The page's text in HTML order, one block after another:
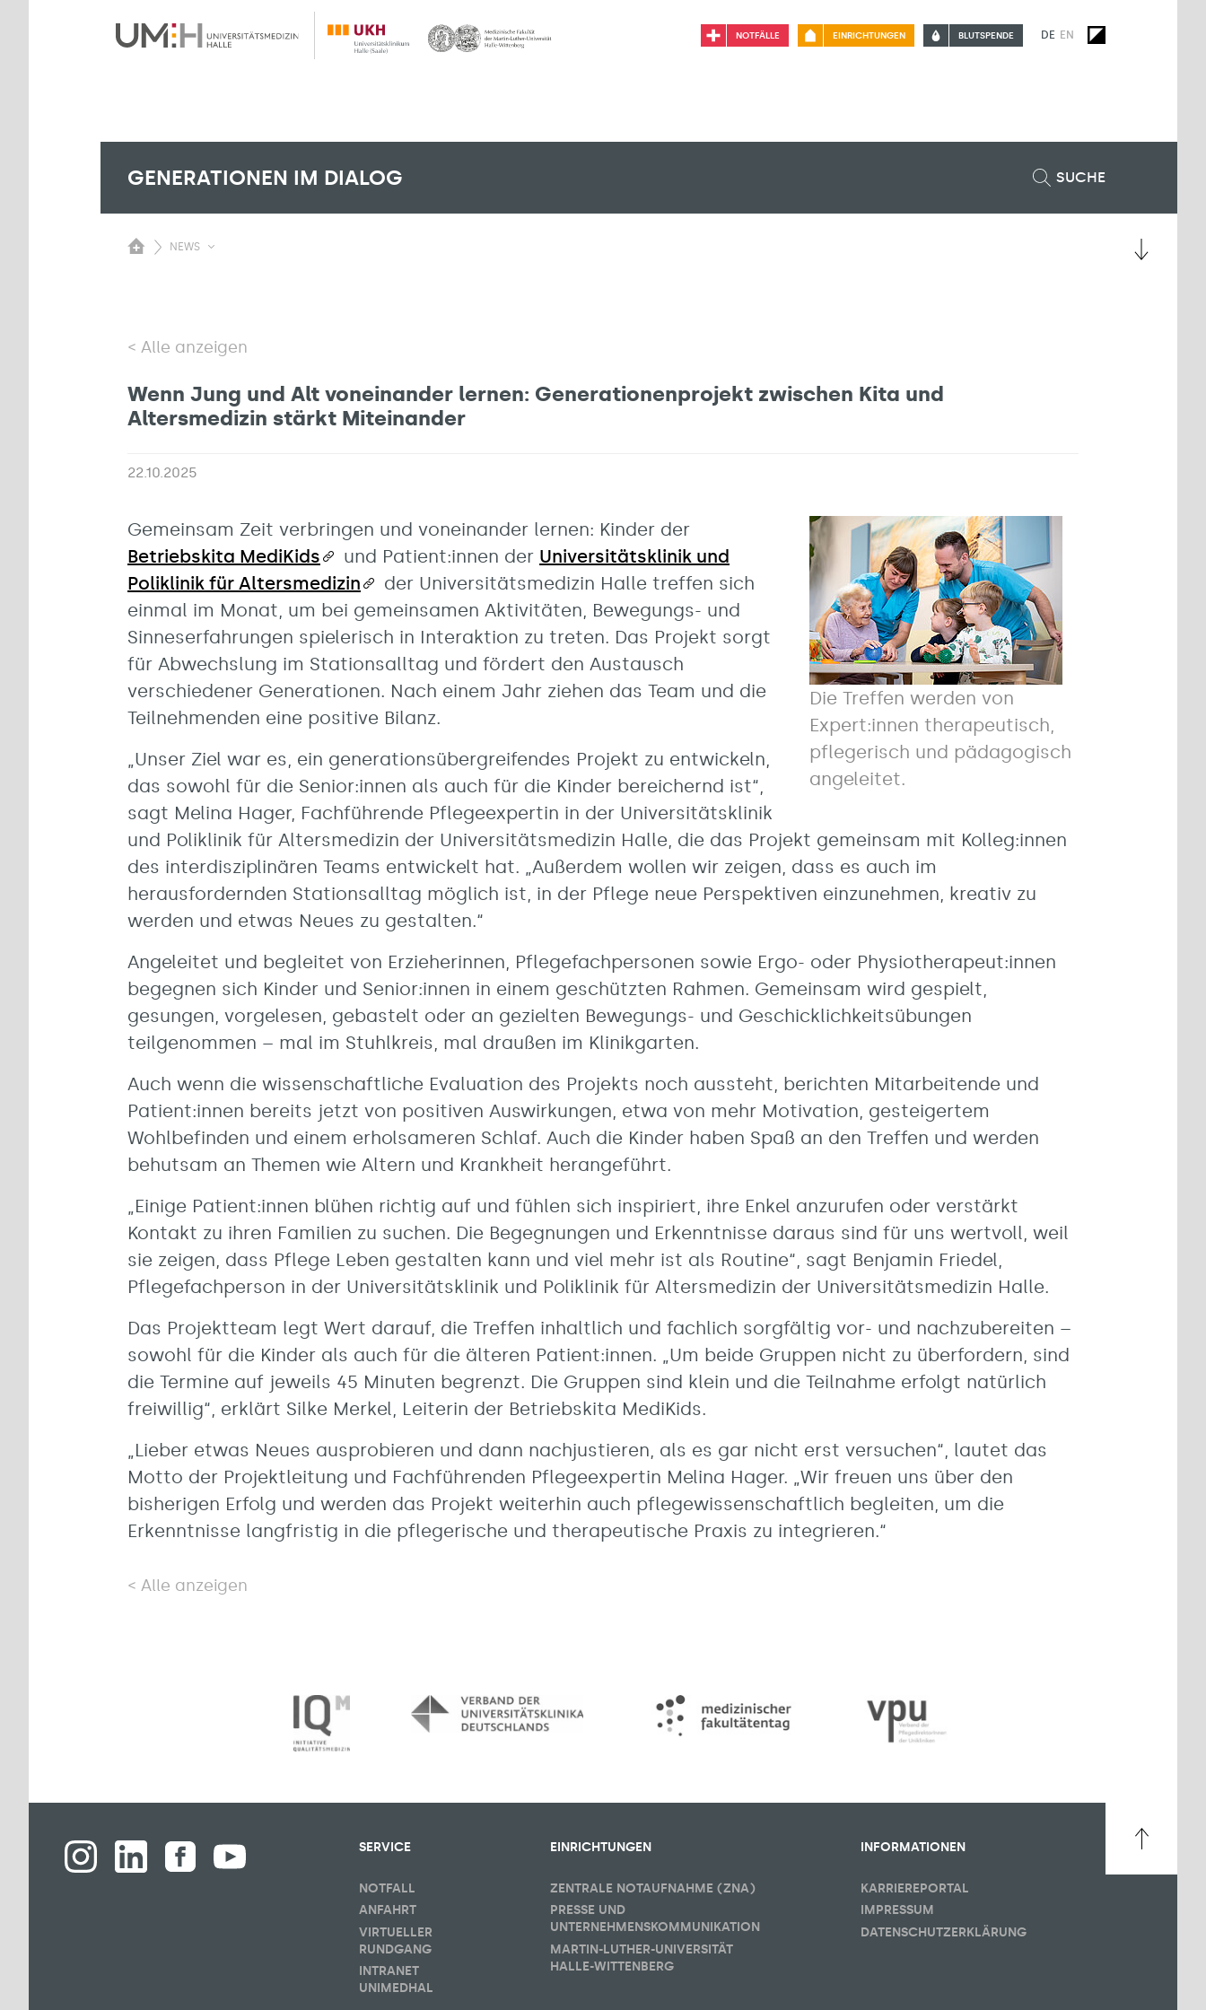
NOTFÄLLE EINRICHTUNGEN BLUTSPENDE DE EN
GENERATIONEN IM DIALOG SUCHE
NEWS
Alle anzeigen
Wenn Jung und Alt voneinander lernen: Generationenprojekt zwischen Kita und
Altersmedizin stärkt Miteinander
22.10.2025
Die Treffen werden von
Expert:innen therapeutisch,
pflegerisch und pädagogisch
angeleitet.
Gemeinsam Zeit verbringen und voneinander lernen: Kinder der
Betriebskita MediKids
und Patient:innen der Universitätsklinik und
Poliklinik für Altersmedizin
der Universitätsmedizin Halle treffen sich
einmal im Monat, um bei gemeinsamen Aktivitäten, Bewegungs- und
Sinneserfahrungen spielerisch in Interaktion zu treten. Das Projekt sorgt
für Abwechslung im Stationsalltag und fördert den Austausch
verschiedener Generationen. Nach einem Jahr ziehen das Team und die
Teilnehmenden eine positive Bilanz.
„Unser Ziel war es, ein generationsübergreifendes Projekt zu entwickeln,
das sowohl für die Senior:innen als auch für die Kinder bereichernd ist“,
sagt Melina Hager, Fachführende Pflegeexpertin in der Universitätsklinik
und Poliklinik für Altersmedizin der Universitätsmedizin Halle, die das Projekt gemeinsam mit Kolleg:innen
des interdisziplinären Teams entwickelt hat. „Außerdem wollen wir zeigen, dass es auch im
herausfordernden Stationsalltag möglich ist, in der Pflege neue Perspektiven einzunehmen, kreativ zu
werden und etwas Neues zu gestalten.“
Angeleitet und begleitet von Erzieherinnen, Pflegefachpersonen sowie Ergo- oder Physiotherapeut:innen
begegnen sich Kinder und Senior:innen in einem geschützten Rahmen. Gemeinsam wird gespielt,
gesungen, vorgelesen, gebastelt oder an gezielten Bewegungs- und Geschicklichkeitsübungen
teilgenommen – mal im Stuhlkreis, mal draußen im Klinikgarten.
Auch wenn die wissenschaftliche Evaluation des Projekts noch aussteht, berichten Mitarbeitende und
Patient:innen bereits jetzt von positiven Auswirkungen, etwa von mehr Motivation, gesteigertem
Wohlbefinden und einem erholsameren Schlaf. Auch die Kinder haben Spaß an den Treffen und werden
behutsam an Themen wie Altern und Krankheit herangeführt.
„Einige Patient:innen blühen richtig auf und fühlen sich inspiriert, ihre Enkel anzurufen oder verstärkt
Kontakt zu ihren Familien zu suchen. Die Begegnungen und Erkenntnisse daraus sind für uns wertvoll, weil
sie zeigen, dass Pflege Leben gestalten kann und viel mehr ist als Routine“, sagt Benjamin Friedel,
Pflegefachperson in der Universitätsklinik und Poliklinik für Altersmedizin der Universitätsmedizin Halle.
Das Projektteam legt Wert darauf, die Treffen inhaltlich und fachlich sorgfältig vor- und nachzubereiten –
sowohl für die Kinder als auch für die älteren Patient:innen. „Um beide Gruppen nicht zu überfordern, sind
die Termine auf jeweils 45 Minuten begrenzt. Die Gruppen sind klein und die Teilnahme erfolgt natürlich
freiwillig“, erklärt Silke Merkel, Leiterin der Betriebskita MediKids.
„Lieber etwas Neues ausprobieren und dann nachjustieren, als es gar nicht erst versuchen“, lautet das
Motto der Projektleitung und Fachführenden Pflegeexpertin Melina Hager. „Wir freuen uns über den
bisherigen Erfolg und werden das Projekt weiterhin auch pflegewissenschaftlich begleiten, um die
Erkenntnisse langfristig in die pflegerische und therapeutische Praxis zu integrieren.“
Alle anzeigen
SERVICE
NOTFALL
ANFAHRT
VIRTUELLER
RUNDGANG
INTRANET
UNIMEDHAL
EINRICHTUNGEN
ZENTRALE NOTAUFNAHME (ZNA)
PRESSE UND
UNTERNEHMENSKOMMUNIKATION
MARTIN-LUTHER-UNIVERSITÄT
HALLE-WITTENBERG
INFORMATIONEN
KARRIEREPORTAL
IMPRESSUM
DATENSCHUTZERKLÄRUNG